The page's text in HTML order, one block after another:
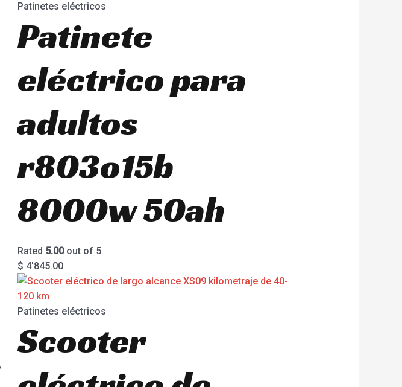
Patinetes eléctricos
Patinete
eléctrico para
adultos
r803o15b
8000w 50ah
Rated 5.00out of 5
$ 4'845.00
Patinetes eléctricos
Scooter